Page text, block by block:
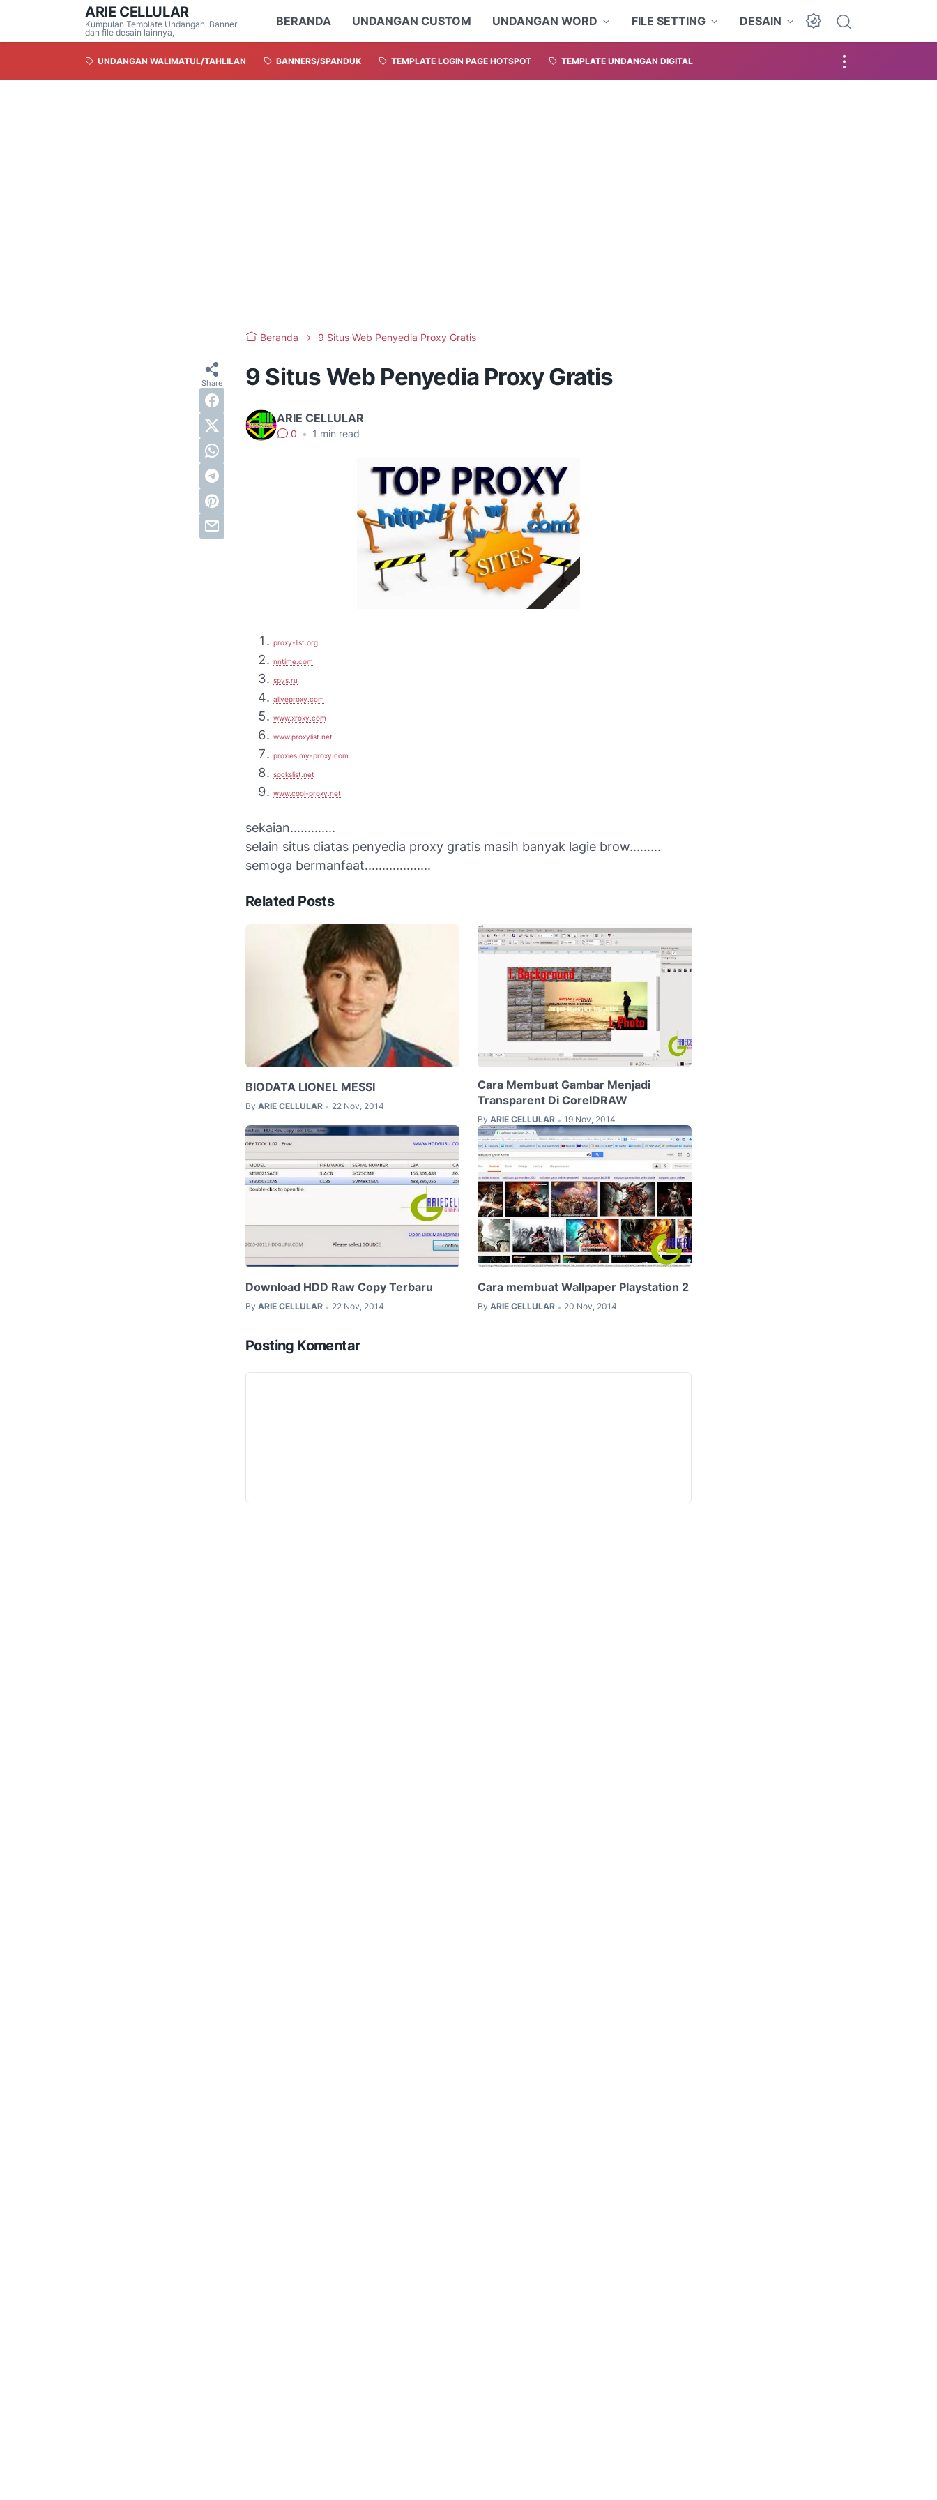
ARIE CELLULAR
Kumpulan Template Undangan, Banner
dan file desain lainnya,
BERANDA UNDANGAN CUSTOM UNDANGAN WORD FILE SETTING DESAIN
UNDANGAN WALIMATUL/TAHLILAN BANNERS/SPANDUK TEMPLATE LOGIN PAGE HOTSPOT TEMPLATE UNDANGAN DIGITAL
Beranda 9 Situs Web Penyedia Proxy Gratis
9 Situs Web Penyedia Proxy Gratis
ARIE CELLULAR
0 • 1 min read
proxy-list.org
nntime.com
spys.ru
aliveproxy.com
www.xroxy.com
www.proxylist.net
proxies.my-proxy.com
sockslist.net
www.cool-proxy.net
sekaian.............
selain situs diatas penyedia proxy gratis masih banyak lagie brow.........
semoga bermanfaat...................
Related Posts
BIODATA LIONEL MESSI
By ARIE CELLULAR • 22 Nov, 2014
Cara Membuat Gambar Menjadi
Transparent Di CorelDRAW
By ARIE CELLULAR • 19 Nov, 2014
Download HDD Raw Copy Terbaru
By ARIE CELLULAR • 22 Nov, 2014
Cara membuat Wallpaper Playstation 2
By ARIE CELLULAR • 20 Nov, 2014
Posting Komentar